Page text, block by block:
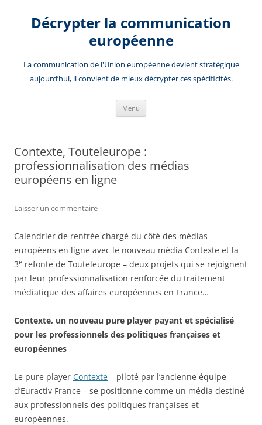
contenuDécrypter la communication
européenne
La communication de l'Union européenne devient stratégique
aujourd’hui, il convient de mieux décrypter ces spécificités.
Menu
Contexte, Touteleurope :
professionnalisation des médias
européens en ligne
Laisser un commentaire
Calendrier de rentrée chargé du côté des médias
européens en ligne avec le nouveau média Contexte et la
3e refonte de Touteleurope – deux projets qui se rejoignent
par leur professionnalisation renforcée du traitement
médiatique des affaires européennes en France…
Contexte, un nouveau pure player payant et spécialisé
pour les professionnels des politiques françaises et
européennes
Le pure player Contexte – piloté par l’ancienne équipe
d’Euractiv France – se positionne comme un média destiné
aux professionnels des politiques françaises et
européennes.